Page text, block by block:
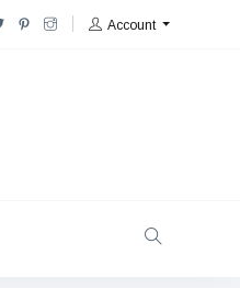
Account